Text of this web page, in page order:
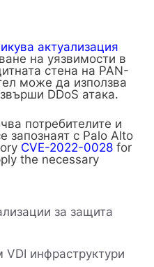
актуализация
на уязвимости в
стена на PAN-
може да използва
DDoS атака.
потребителите и
запознаят с Palo Alto
CVE-2022-0028 for
the necessary
за защита
VDI инфраструктури